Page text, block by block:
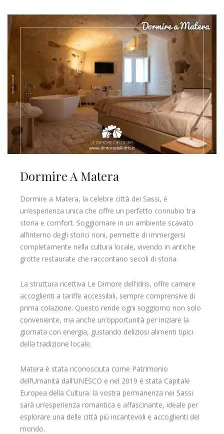
Dormire A Matera
Dormire a Matera, la celebre città dei Sassi, è
un’esperienza unica che offre un perfetto connubio tra
storia e comfort. Soggiornare in un ambiente scavato
all’interno degli storici rioni, permette di immergersi
completamente nella cultura locale, vivendo in antiche
grotte restaurate che raccontano secoli di storia.
La struttura ricettiva Le Dimore dell’Idris, offre camere
accoglienti a tariffe accessibili, sempre comprensive di
prima colazione. Questo rende ogni soggiorno non solo
conveniente, ma anche un’opportunità per iniziare la
giornata con energia, gustando deliziosi alimenti tipici
della tradizione locale.
Matera è stata riconosciuta come Patrimonio
dell’Umanità dall’UNESCO e nel 2019 è stata Capitale
Europea della Cultura: la vostra permanenza nei Sassi
sarà un’esperienza romantica e affascinante, ideale per
esplorare una delle città più incantevoli e accoglienti del
mondo.